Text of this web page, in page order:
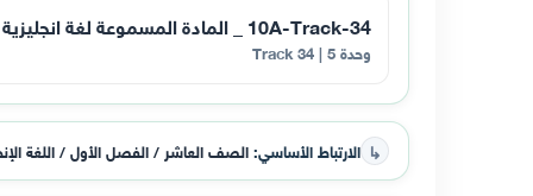
10A-Track-34 _ المادة المسموعة لغة انجليزية للصف العاشر فصل اول الوحدة الخامسة الجزء
وحدة 5 | Track 34
↳ الارتباط الأساسي:الصف العاشر / الفصل الأول / اللغة